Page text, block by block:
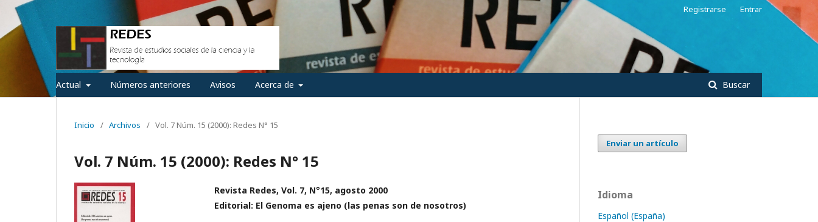
Actual Números anteriores Avisos Acerca de Buscar
Registrarse Entrar
Inicio / Archivos / Vol. 7 Núm. 15 (2000): Redes N° 15
Vol. 7 Núm. 15 (2000): Redes N° 15
Revista Redes, Vol. 7, N°15, agosto 2000
Editorial: El Genoma es ajeno (las penas son de nosotros)
Enviar un artículo
Idioma
Español (España)